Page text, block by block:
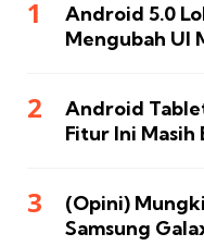
Android 5.0
Mengubah UI
Android
Fitur Ini Masih
(Opini)
Samsung